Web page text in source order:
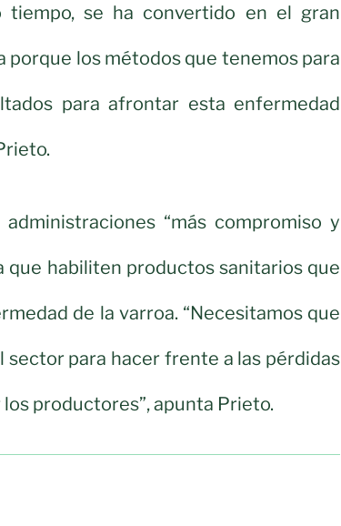
tiempo, se ha convertido en el gran
porque los métodos que tenemos para
para afrontar esta enfermedad
“más compromiso y
que habiliten productos sanitarios que
de la varroa. “Necesitamos que
sector para hacer frente a las pérdidas
productores”, apunta Prieto.